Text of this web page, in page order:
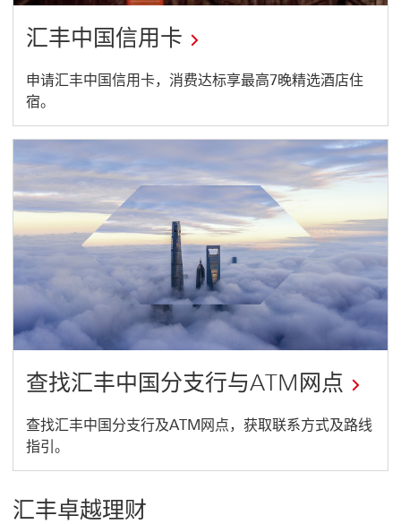
汇丰中国信用卡
开
启
新
窗
口
申请汇丰中国信用卡，消费达标享最高7晚精选酒店住
宿。
查找汇丰中国分支行与ATM网点
开
启
窗
查找汇丰中国分支行及ATM网点，获取联系方式及路线
指引。
汇丰卓越理财